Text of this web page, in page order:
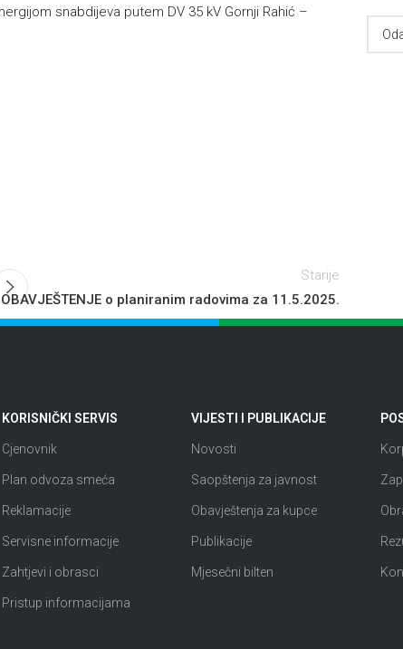
snabdijeva putem DV 35 kV Gornji Rahić –
Starije
OBAVJEŠTENJE o planiranim radovima za 11.5.2025.
KORISNIČKI SERVIS
Cjenovnik
Plan odvoza smeća
Reklamacije
Servisne informacije
Zahtjevi i obrasci
Pristup informacijama
VIJESTI I PUBLIKACIJE
Novosti
Saopštenja za javnost
Obavještenja za kupce
Publikacije
Mjesečni bilten